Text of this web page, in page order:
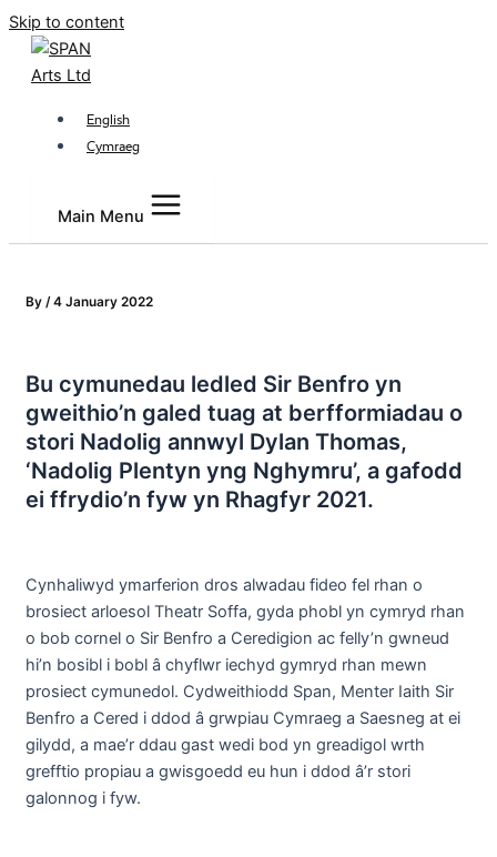
Skip to content
English
Cymraeg
Main Menu
By /4 January 2022
Bu cymunedau ledled Sir Benfro yn
gweithio’n galed tuag at berfformiadau o
stori Nadolig annwyl Dylan Thomas,
‘Nadolig Plentyn yng Nghymru’, a gafodd
ei ffrydio’n fyw yn Rhagfyr 2021.
Cynhaliwyd ymarferion dros alwadau fideo fel rhan o
brosiect arloesol Theatr Soffa, gyda phobl yn cymryd rhan
o bob cornel o Sir Benfro a Ceredigion ac felly’n gwneud
hi’n bosibl i bobl â chyflwr iechyd gymryd rhan mewn
prosiect cymunedol. Cydweithiodd Span, Menter Iaith Sir
Benfro a Cered i ddod â grwpiau Cymraeg a Saesneg at ei
gilydd, a mae’r ddau gast wedi bod yn greadigol wrth
grefftio propiau a gwisgoedd eu hun i ddod â’r stori
galonnog i fyw.